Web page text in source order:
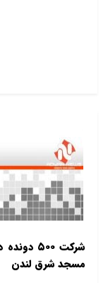
شرکت
مسجد شرق لندن